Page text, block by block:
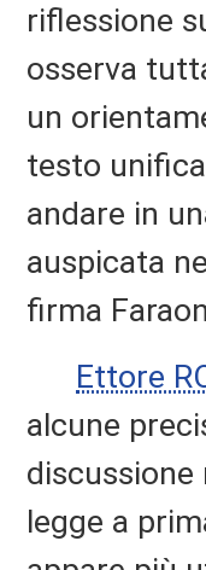
riflessione
osserva
un
testo
andare in
auspicata
firma
Ettore
alcune
legge a